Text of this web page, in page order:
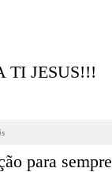
TI JESUS!!!
para